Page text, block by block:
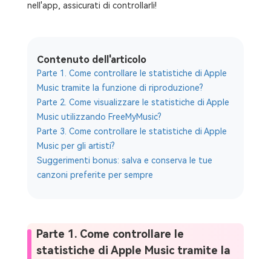
nell'app, assicurati di controllarli!
Contenuto dell'articolo
Parte 1. Come controllare le statistiche di Apple
Music tramite la funzione di riproduzione?
Parte 2. Come visualizzare le statistiche di Apple
Music utilizzando FreeMyMusic?
Parte 3. Come controllare le statistiche di Apple
Music per gli artisti?
Suggerimenti bonus: salva e conserva le tue
canzoni preferite per sempre
Parte 1. Come controllare le
statistiche di Apple Music tramite la